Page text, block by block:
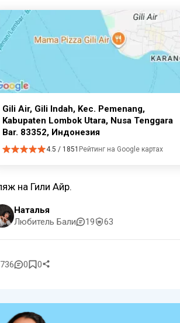
Gili Air, Gili Indah, Kec. Pemenang,
Kabupaten Lombok Utara, Nusa Tenggara
Bar. 83352, Индонезия
4.5 / 1851 Рейтинг на Google картах
на Гили Айр.
Наталья
Любитель Бали
19 63
736 0 0